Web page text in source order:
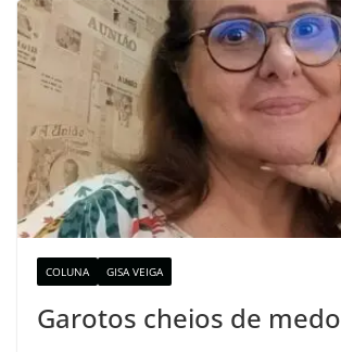
COLUNA GISA VEIGA
Garotos cheios de medo